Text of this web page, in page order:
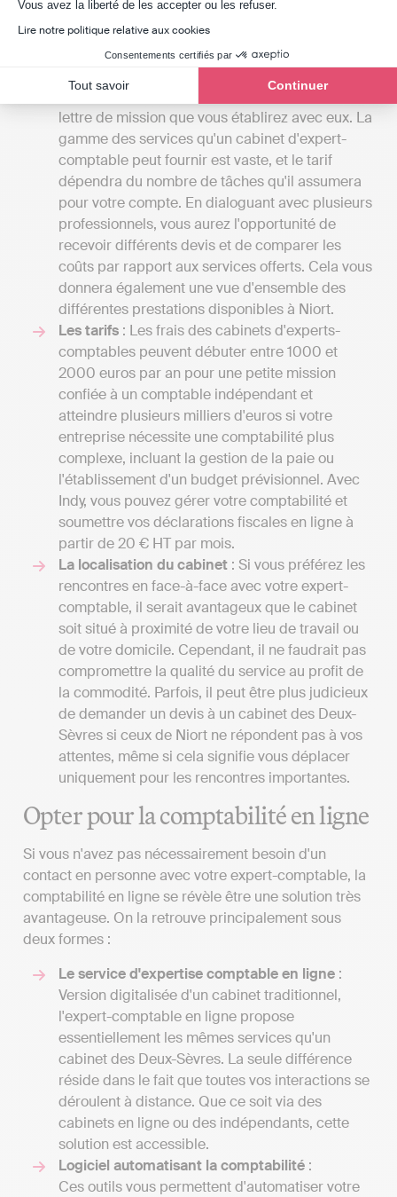
Vous avez la liberté de les accepter ou les refuser.
Lire notre politique relative aux cookies
Consentements certifiés par
Tout savoir Continuer
Vos exigences: Le coût des prestations offertes
lettre de mission que vous établirez avec eux. La
gamme des services qu'un cabinet d'expert-
comptable peut fournir est vaste, et le tarif
dépendra du nombre de tâches qu'il assumera
pour votre compte. En dialoguant avec plusieurs
professionnels, vous aurez l'opportunité de
recevoir différents devis et de comparer les
coûts par rapport aux services offerts. Cela vous
donnera également une vue d'ensemble des
différentes prestations disponibles à Niort.
Les tarifs : Les frais des cabinets d'experts-
comptables peuvent débuter entre 1000 et
2000 euros par an pour une petite mission
confiée à un comptable indépendant et
atteindre plusieurs milliers d'euros si votre
entreprise nécessite une comptabilité plus
complexe, incluant la gestion de la paie ou
l'établissement d'un budget prévisionnel. Avec
Indy, vous pouvez gérer votre comptabilité et
soumettre vos déclarations fiscales en ligne à
partir de 20 € HT par mois.
La localisation du cabinet : Si vous préférez les
rencontres en face-à-face avec votre expert-
comptable, il serait avantageux que le cabinet
soit situé à proximité de votre lieu de travail ou
de votre domicile. Cependant, il ne faudrait pas
compromettre la qualité du service au profit de
la commodité. Parfois, il peut être plus judicieux
de demander un devis à un cabinet des Deux-
Sèvres si ceux de Niort ne répondent pas à vos
attentes, même si cela signifie vous déplacer
uniquement pour les rencontres importantes.
Opter pour la comptabilité en ligne
Si vous n'avez pas nécessairement besoin d'un
contact en personne avec votre expert-comptable, la
comptabilité en ligne se révèle être une solution très
avantageuse. On la retrouve principalement sous
deux formes :
Le service d'expertise comptable en ligne :
Version digitalisée d'un cabinet traditionnel,
l'expert-comptable en ligne propose
essentiellement les mêmes services qu'un
cabinet des Deux-Sèvres. La seule différence
réside dans le fait que toutes vos interactions se
déroulent à distance. Que ce soit via des
cabinets en ligne ou des indépendants, cette
solution est accessible.
Logiciel automatisant la comptabilité :
Ces outils vous permettent d'automatiser votre